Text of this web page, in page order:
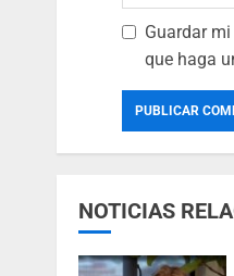
Guardar
que haga
NOTICIAS